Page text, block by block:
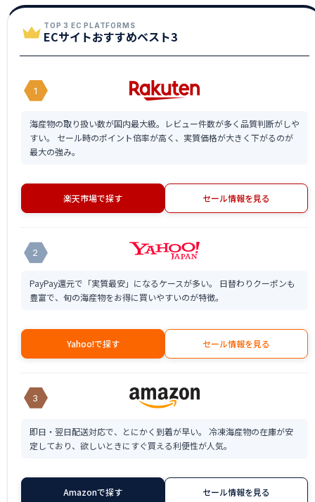
TOP 3 EC PLATFORMS
ECサイトおすすめベスト3
1
海産物の取り扱い数が国内最大級。レビュー件数が多く品質判断がしや
すい。 セール時のポイント倍率が高く、実質価格が大きく下がるのが
最大の強み。
楽天市場で探す セール情報を見る
2
PayPay還元で「実質最安」になるケースが多い。 日替わりクーポンも
豊富で、旬の海産物をお得に買いやすいのが特徴。
Yahoo!で探す セール情報を見る
3
即日・翌日配送対応で、とにかく到着が早い。 冷凍海産物の在庫が安
定しており、欲しいときにすぐ買える利便性が人気。
Amazonで探す セール情報を見る